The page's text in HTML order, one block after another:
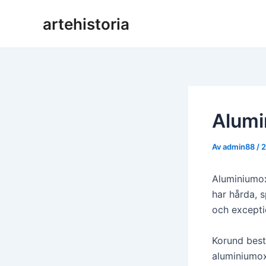
artehistoria
Avadmin88 /
har hårda,
och
Korund